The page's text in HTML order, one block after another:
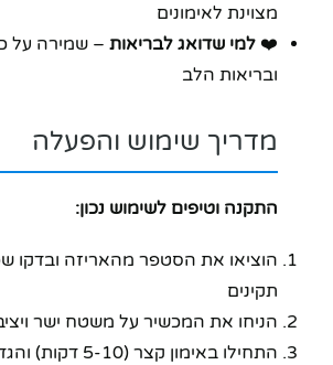
מצוינת לאימונים
❤️ למי שדואג לבריאות – שמירה על
ובריאות הלב
מדריך שימוש והפעלה
התקנה וטיפים לשימוש נכון:
הוציאו את הסטפר מהאריזה ובדקו
תקינים
הניחו את המכשיר על משטח ישר
התחילו באימון קצר (5-10 דקות) והגדילו בהדרגה